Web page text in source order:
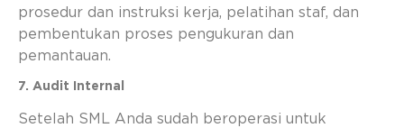
prosedur dan instruksi kerja, pelatihan staf, dan
pembentukan proses pengukuran dan
pemantauan.
7. Audit Internal
Setelah SML Anda sudah beroperasi untuk